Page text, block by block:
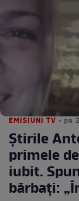
EMISIUNI TV • pe
Știrile
primele
iubit.
bărbați: